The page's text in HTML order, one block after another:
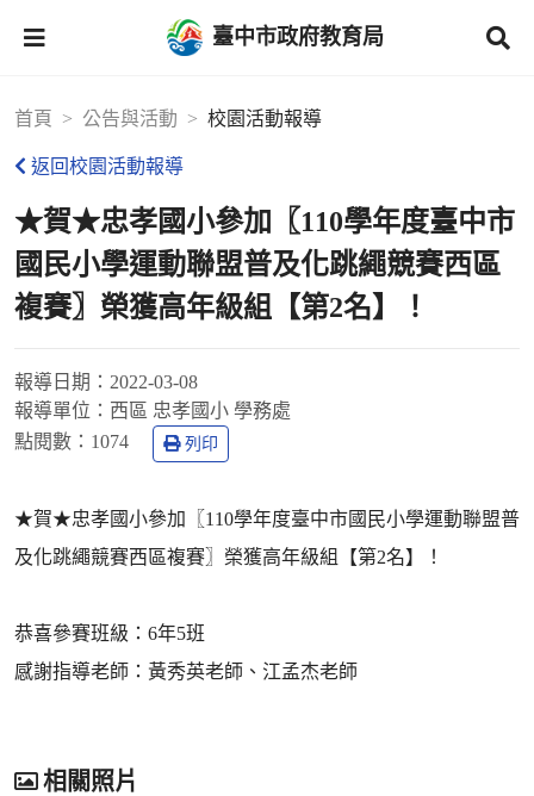
臺中市政府教育局
首頁 公告與活動 校園活動報導
返回校園活動報導
★賀★忠孝國小參加〖110學年度臺中市
國民小學運動聯盟普及化跳繩競賽西區
複賽〗榮獲高年級組【第2名】！
報導日期： 2022-03-08
報導單位： 西區 忠孝國小 學務處
點閱數： 1074 列印
★賀★忠孝國小參加〖110學年度臺中市國民小學運動聯盟普
及化跳繩競賽西區複賽〗榮獲高年級組【第2名】！
恭喜參賽班級：6年5班
感謝指導老師：黃秀英老師、江孟杰老師
相關照片